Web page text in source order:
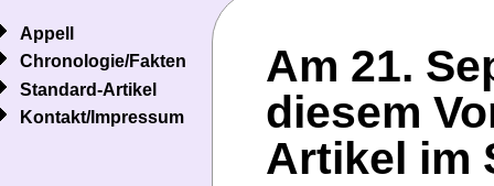
Appell
Chronologie/Fakten
Standard-Artikel
Kontakt/Impressum
Am 21.
diesem
Artikel im